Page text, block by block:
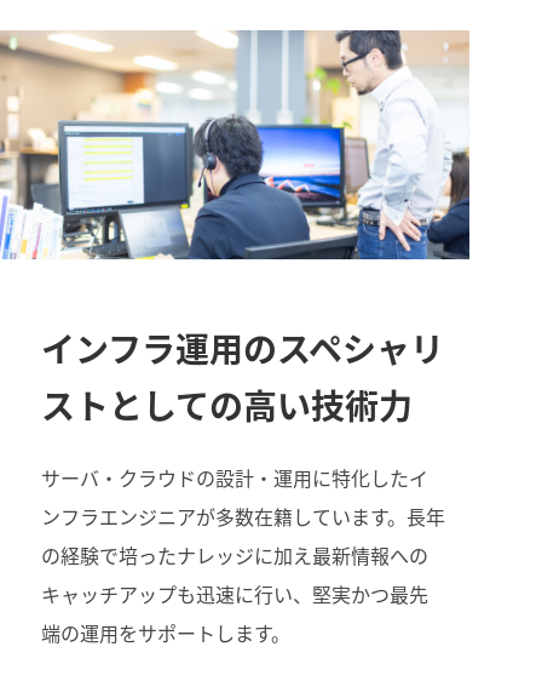
インフラ運用のスペシャリ
ストとしての高い技術力
サーバ・クラウドの設計・運用に特化したイ
ンフラエンジニアが多数在籍しています。長年
の経験で培ったナレッジに加え最新情報への
キャッチアップも迅速に行い、堅実かつ最先
端の運用をサポートします。